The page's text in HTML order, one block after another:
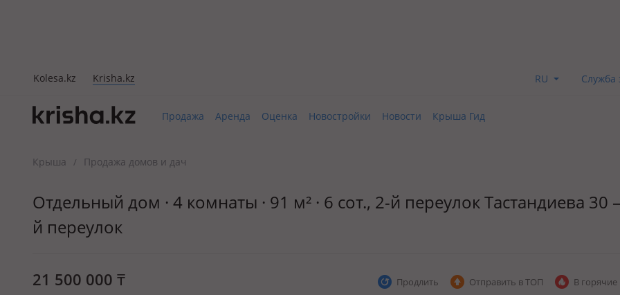
Kolesa.kz Krisha.kz RU Служба
Продажа Аренда Оценка Новостройки Новости Крыша Гид
Крыша / Продажа домов и дач
Отдельный дом · 4 комнаты · 91 м² · 6 сот., 2-й переулок Тастандиева 30
й переулок
21 500 000 ₸ Продлить Отправить в ТОП В горячие